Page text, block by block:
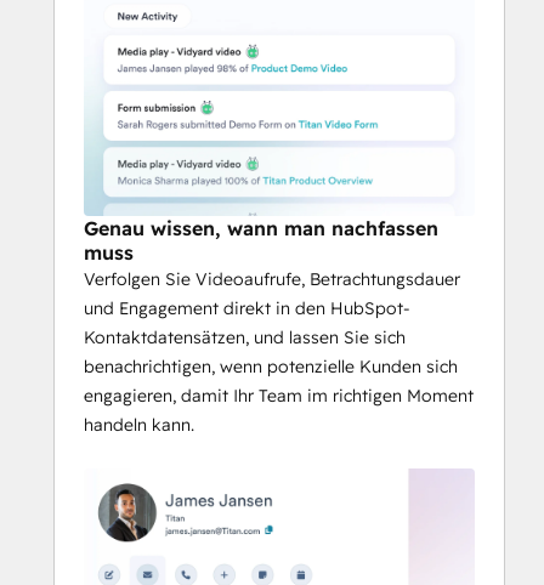
Interessenten und Kunden erreichen,
ohne die menschliche Note zu verlieren.
Genau wissen, wann man nachfassen
muss
Verfolgen Sie Videoaufrufe, Betrachtungsdauer
und Engagement direkt in den HubSpot-
Kontaktdatensätzen, und lassen Sie sich
benachrichtigen, wenn potenzielle Kunden sich
engagieren, damit Ihr Team im richtigen Moment
handeln kann.